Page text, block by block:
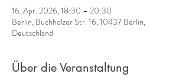
16. Apr. 2026, 18:30 – 20:30
Berlin, Buchholzer Str. 16, 10437 Berlin,
Deutschland
Über die Veranstaltung